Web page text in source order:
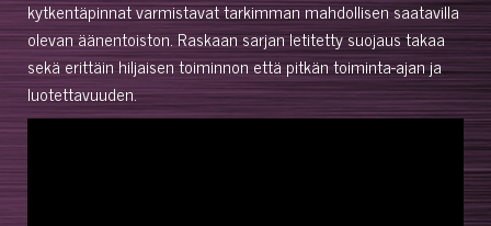
kytkentäpinnat varmistavat tarkimman mahdollisen saatavilla
olevan äänentoiston. Raskaan sarjan letitetty suojaus takaa
sekä erittäin hiljaisen toiminnon että pitkän toiminta-ajan ja
luotettavuuden.